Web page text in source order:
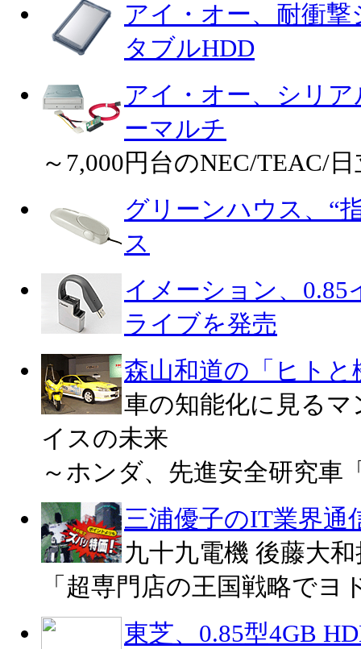
アイ・オー、耐衝
タブルHDD
アイ・オー、シリ
ーマルチ
～7,000円台のNEC/TEAC/
グリーンハウス、“
ス
イメーション、0.85
ライブを発売
森山和道の「ヒトと
車の知能化に見る
イスの未来
～ホンダ、先進安全研究車
三浦優子のIT業界通
九十九電機 後藤大
「超専門店の王国戦略でヨ
東芝、0.85型4GB